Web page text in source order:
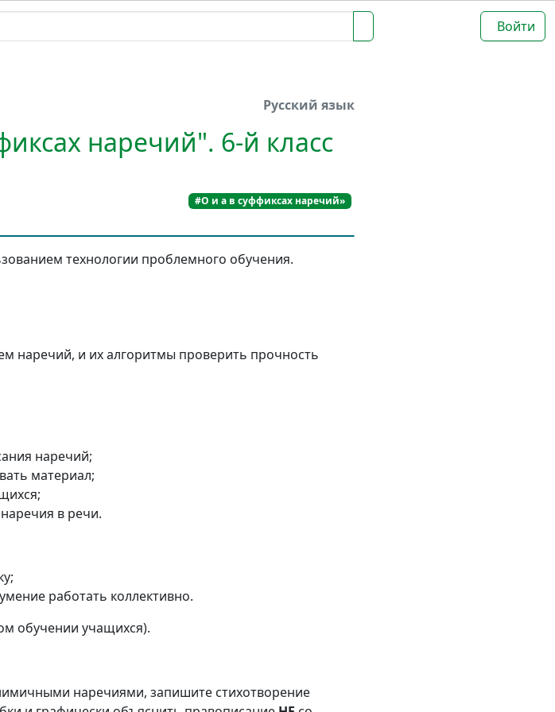
Войти
Русский язык
наречий". 6-й класс
#О и а в суффиксах наречий»
технологии проблемного обучения.
наречий, и их алгоритмы проверить прочность
наречий;
материал;
в речи.
работать коллективно.
обучении учащихся).
наречиями, запишите стихотворение